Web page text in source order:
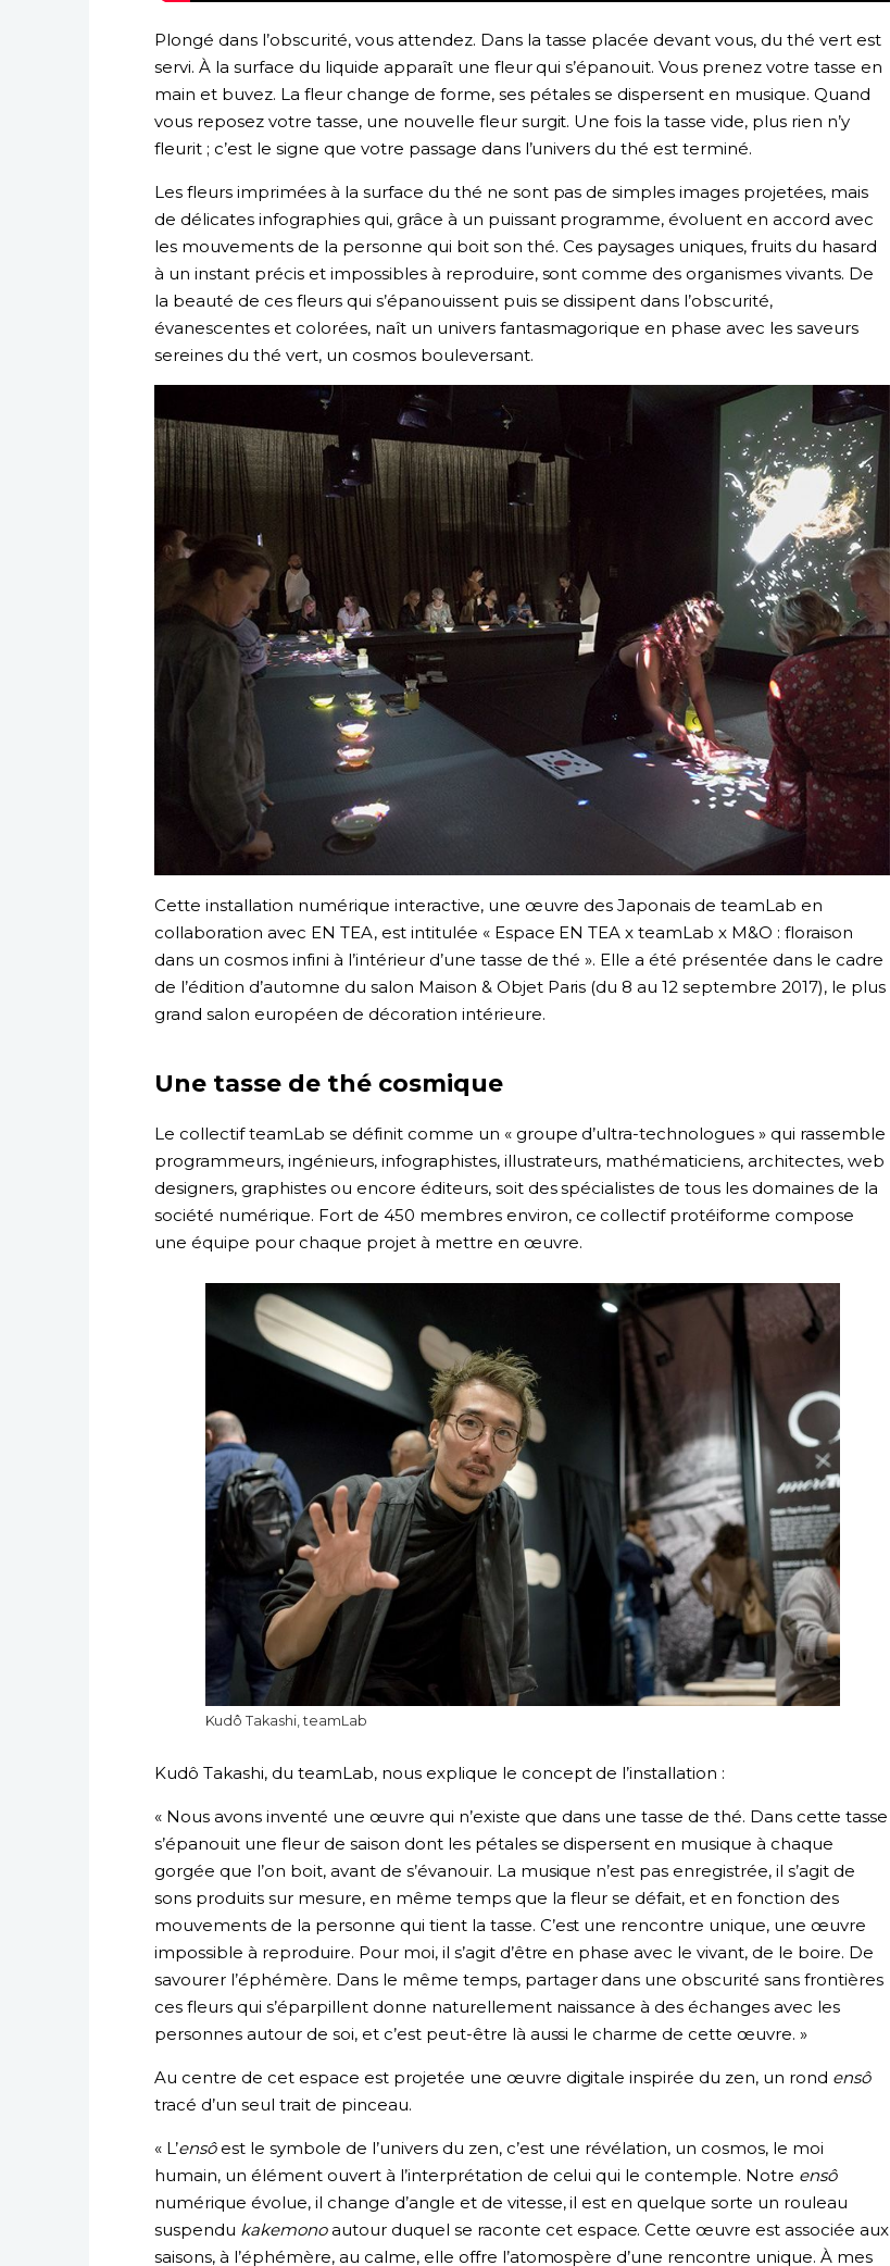
Plongé dans l’obscurité, vous attendez. Dans la tasse placée devant vous, du thé vert est
servi. À la surface du liquide apparaît une fleur qui s’épanouit. Vous prenez votre tasse en
main et buvez. La fleur change de forme, ses pétales se dispersent en musique. Quand
vous reposez votre tasse, une nouvelle fleur surgit. Une fois la tasse vide, plus rien n’y
fleurit ; c’est le signe que votre passage dans l’univers du thé est terminé.
Les fleurs imprimées à la surface du thé ne sont pas de simples images projetées, mais
de délicates infographies qui, grâce à un puissant programme, évoluent en accord avec
les mouvements de la personne qui boit son thé. Ces paysages uniques, fruits du hasard
à un instant précis et impossibles à reproduire, sont comme des organismes vivants. De
la beauté de ces fleurs qui s’épanouissent puis se dissipent dans l’obscurité,
évanescentes et colorées, naît un univers fantasmagorique en phase avec les saveurs
sereines du thé vert, un cosmos bouleversant.
Cette installation numérique interactive, une œuvre des Japonais de teamLab en
collaboration avec EN TEA, est intitulée « Espace EN TEA x teamLab x M&O : floraison
dans un cosmos infini à l’intérieur d’une tasse de thé ». Elle a été présentée dans le cadre
de l’édition d’automne du salon Maison & Objet Paris (du 8 au 12 septembre 2017), le plus
grand salon européen de décoration intérieure.
Une tasse de thé cosmique
Le collectif teamLab se définit comme un « groupe d’ultra-technologues » qui rassemble
programmeurs, ingénieurs, infographistes, illustrateurs, mathématiciens, architectes, web
designers, graphistes ou encore éditeurs, soit des spécialistes de tous les domaines de la
société numérique. Fort de 450 membres environ, ce collectif protéiforme compose
une équipe pour chaque projet à mettre en œuvre.
Kudô Takashi, teamLab
Kudô Takashi, du teamLab, nous explique le concept de l’installation :
« Nous avons inventé une œuvre qui n’existe que dans une tasse de thé. Dans cette tasse
s’épanouit une fleur de saison dont les pétales se dispersent en musique à chaque
gorgée que l’on boit, avant de s’évanouir. La musique n’est pas enregistrée, il s’agit de
sons produits sur mesure, en même temps que la fleur se défait, et en fonction des
mouvements de la personne qui tient la tasse. C’est une rencontre unique, une œuvre
impossible à reproduire. Pour moi, il s’agit d’être en phase avec le vivant, de le boire. De
savourer l’éphémère. Dans le même temps, partager dans une obscurité sans frontières
ces fleurs qui s’éparpillent donne naturellement naissance à des échanges avec les
personnes autour de soi, et c’est peut-être là aussi le charme de cette œuvre. »
Au centre de cet espace est projetée une œuvre digitale inspirée du zen, un rond ensô
tracé d’un seul trait de pinceau.
« L’ensôest le symbole de l’univers du zen, c’est une révélation, un cosmos, le moi
humain, un élément ouvert à l’interprétation de celui qui le contemple. Notre ensô
numérique évolue, il change d’angle et de vitesse, il est en quelque sorte un rouleau
suspendu kakemonoautour duquel se raconte cet espace. Cette œuvre est associée aux
saisons, à l’éphémère, au calme, elle offre l’atomospère d’une rencontre unique. À mes